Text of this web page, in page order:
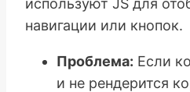
используют JS для
навигации или кнопок.
Проблема: Если
и не рендерится